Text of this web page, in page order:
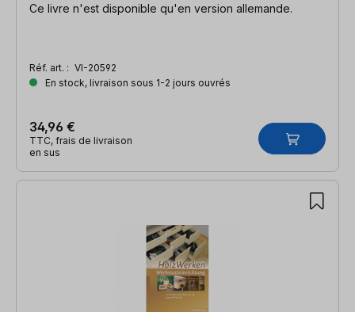
Ce livre n'est disponible qu'en version allemande.
Réf. art. : VI-20592
En stock, livraison sous 1-2 jours ouvrés
34,96 €
TTC, frais de livraison
en sus